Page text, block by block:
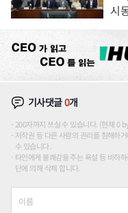
시
기사댓글0개
200자까지 쓰실 수 있습니다. (현재 0
저작권 등 다른 사람의 권리를 침해하
수 있습니다.
타인에게 불쾌감을 주는 욕설 등 비하
단에 의해 삭제 합니다.